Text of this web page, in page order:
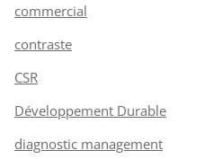
commercial
contraste
CSR
Développement Durable
diagnostic management